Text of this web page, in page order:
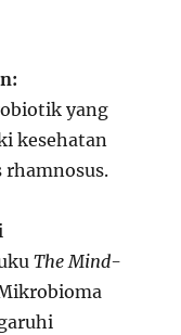
yang
kesehatan
rhamnosus.
The Mind-